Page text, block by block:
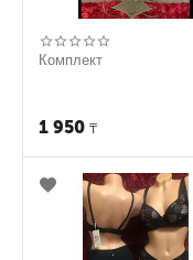
Комплект
1 950 ₸